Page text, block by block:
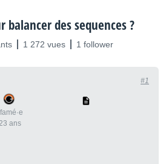
des sequences ?
1 272 vues 1 follower
ans
#1